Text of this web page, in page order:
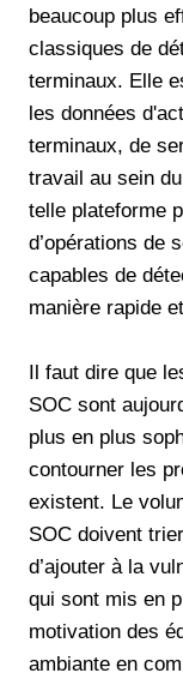
beaucoup plus
classiques de
terminaux. Elle
les données
terminaux, de
travail au sein
telle plateforme
d’opérations de
capables de
manière rapide
Il faut dire que
SOC sont
plus en plus
contourner les
existent. Le
SOC doivent
d’ajouter à la
qui sont mis en
motivation des
ambiante en